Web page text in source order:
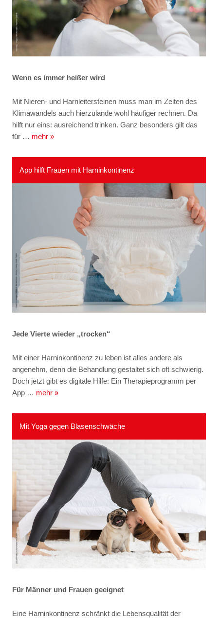
Wenn es immer heißer wird
Mit Nieren- und Harnleitersteinen muss man im Zeiten des
Klimawandels auch hierzulande wohl häufiger rechnen. Da
hilft nur eins: ausreichend trinken. Ganz besonders gilt das
für … mehr »
App hilft Frauen mit Harninkontinenz
Jede Vierte wieder „trocken“
Mit einer Harninkontinenz zu leben ist alles andere als
angenehm, denn die Behandlung gestaltet sich oft schwierig.
Doch jetzt gibt es digitale Hilfe: Ein Therapieprogramm per
App … mehr »
Mit Yoga gegen Blasenschwäche
Für Männer und Frauen geeignet
Eine Harninkontinenz schränkt die Lebensqualität der